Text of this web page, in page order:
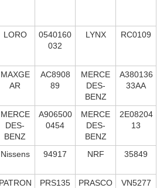
LORO
0540160
032
LYNX RC0109
MAXGE
AR
AC8908
89
MERCE
DES-
BENZ
A380136
33AA
MERCE
DES-
BENZ
A906500
0454
MERCE
DES-
BENZ
2E08204
13
Nissens 94917 NRF 35849
PATRON
PRS135
PRASCO
VN5277